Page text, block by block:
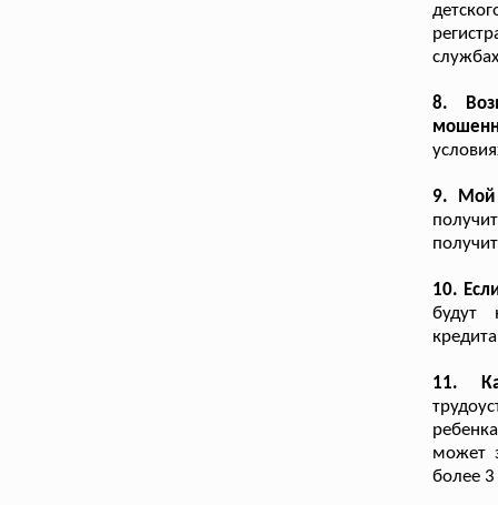
8.
9. Мой
10.
будут
11.
может
более